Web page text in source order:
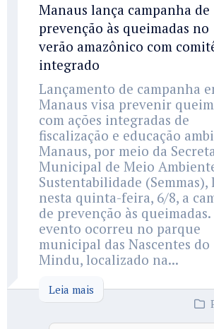
Manaus lança campanha de
prevenção às queimadas no
verão amazônico com
integrado
Lançamento de campanha
Manaus visa prevenir
com ações integradas de
fiscalização e educação
Manaus, por meio da
Municipal de Meio
Sustentabilidade (Semmas),
nesta quinta-feira, 6/8, a
de prevenção às queimadas.
evento ocorreu no parque
municipal das Nascentes do
Mindu, localizado na...
Leia mais